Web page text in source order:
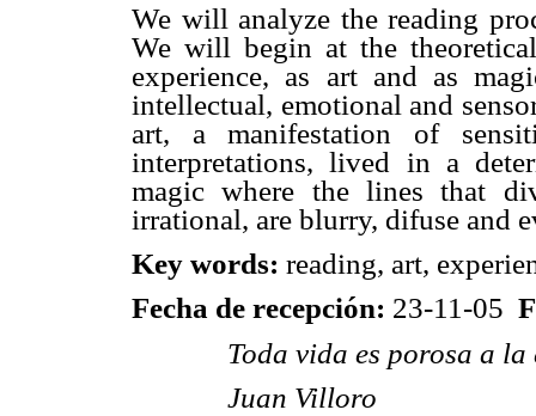
We will analyze the reading
We will begin at the
experience, as art and as
intellectual, emotional and
art, a manifestation of
interpretations, lived in a
magic where the lines that
irrational, are blurry, difuse and
Key words: reading, art,
Fecha de recepción: 23-11-05
Toda vida es porosa a
Juan Villoro